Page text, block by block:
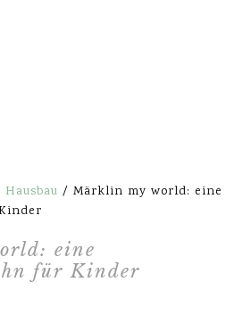
Hausbau / Märklin my world: eine
eine
für Kinder